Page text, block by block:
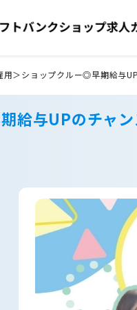
用＞ショップクルー◎早期給与
給与UPのチャ